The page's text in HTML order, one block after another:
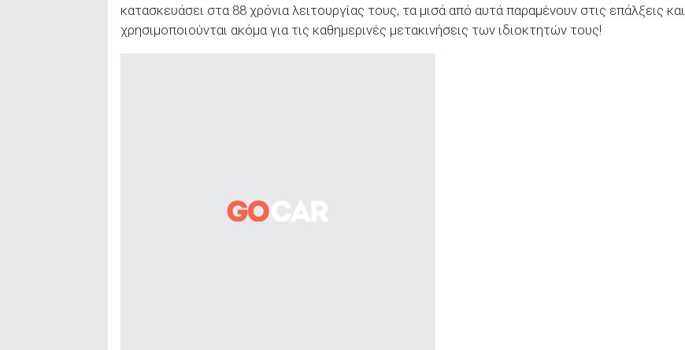
κατασκευάσει στα 88 χρόνια λειτουργίας τους, τα μισά από αυτά παραμένουν στις επάλξεις και
χρησιμοποιούνται ακόμα για τις καθημερινές μετακινήσεις των ιδιοκτητών τους!